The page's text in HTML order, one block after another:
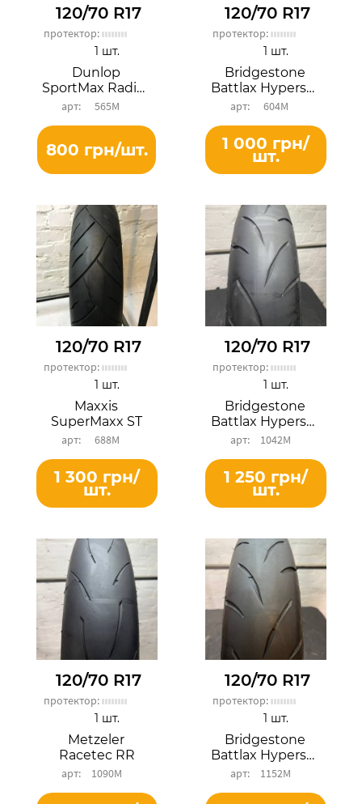
120/70 R17
протектор:
Dunlop
SportMax Radial D252F
565М
1 шт.
800 грн/шт.
120/70 R17
протектор:
Bridgestone
Battlax Hypersport S20F
604М
1 шт.
1 000 грн/
шт.
120/70 R17
протектор:
Maxxis
SuperMaxx ST
688М
1 шт.
1 300 грн/
шт.
120/70 R17
протектор:
Bridgestone
Battlax Hypersport S21F
1042М
1 шт.
1 250 грн/
шт.
120/70 R17
протектор:
Metzeler
Racetec RR
1090М
1 шт.
120/70 R17
протектор:
Bridgestone
Battlax Hypersport S21F
1152М
1 шт.